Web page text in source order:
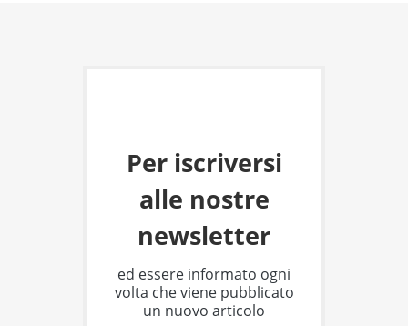
Per iscriversi
alle nostre
newsletter
ed essere informato ogni
volta che viene pubblicato
un nuovo articolo